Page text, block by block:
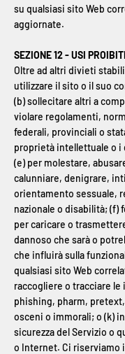
su qualsiasi sito Web
aggiornate.
SEZIONE 12 - USI PROIBITI
Oltre ad altri divieti
utilizzare il sito o il suo
(b) sollecitare altri a
violare regolamenti,
federali, provinciali o
proprietà intellettuale o
(e) per molestare,
calunniare, denigrare,
orientamento sessuale,
nazionale o disabilità; (f)
per caricare o
dannoso che sarà o
che influirà sulla
qualsiasi sito Web
raccogliere o tracciare
phishing, pharm,
osceni o immorali; o (k)
sicurezza del Servizio o
o Internet. Ci riserviamo